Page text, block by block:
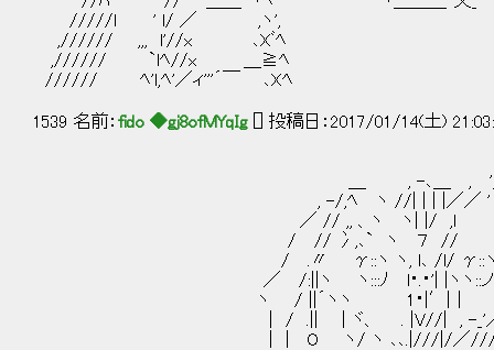
/////l ' l/ ／ ,ヽ',
,////// ,,, l'//x ､Xﾞﾍ
,////// `lﾍ//x ＿≧ﾍ
////// ﾍ'l,ﾍ'／ィ'''´￣ ､Xﾍ
1539 名前： fido ◆gj8ofMYqIg [] 投稿日：2017/01/14(土)
＿ , -､＿ , ', -､ヽ-
, -/,ﾍ ヽ //| | | |／／ ' ´
／ // ,, 、ヽ ヽ| |/ ,l ､'
/ // 冫,､` ヽ ７ // ´''` ||-‐
/ .〃 γ::ヽ ヽ, l､ /l/ γ::ヽ /||/l￣
／ /:||ヽ ヽ:::ﾉ l・.・'| |ヽヽ::
ヽ / ||´ヽヽ 1・|′|｜
| / .|| | ヾ、 . |V//| , -_'
| | O ヽ/ ヽ ､､.|///|/／